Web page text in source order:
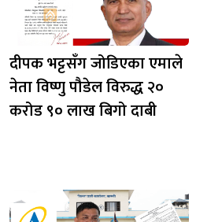
दीपक भट्टसँग जोडिएका एमाले
नेता विष्णु पौडेल विरुद्ध २०
करोड ९० लाख बिगो दाबी